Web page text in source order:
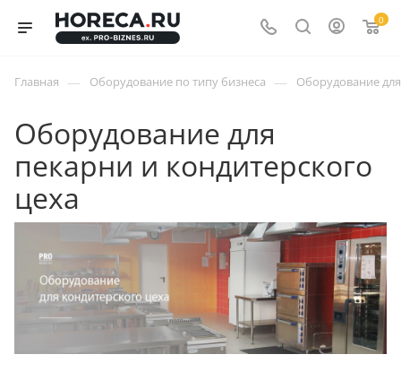
0
Главная — Оборудование по типу бизнеса — Оборудование
Оборудование для
пекарни и кондитерского
цеха